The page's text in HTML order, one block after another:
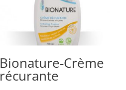
Bionature-Crème
récurante